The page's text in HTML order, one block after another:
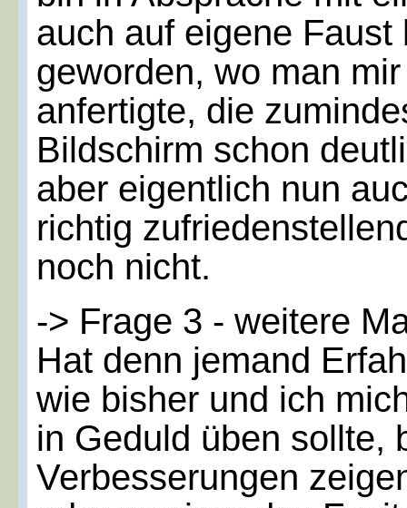
auch auf eigene
geworden, wo man
anfertigte, die
Bildschirm schon
aber eigentlich nun
richtig
noch nicht.
-> Frage 3 - weitere
Hat denn jemand
wie bisher und ich
in Geduld üben sollte,
Verbesserungen